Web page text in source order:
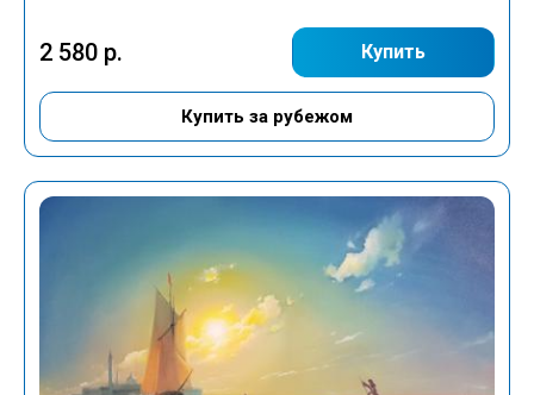
Купить
2 580 р.
Купить за рубежом